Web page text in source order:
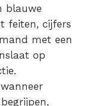
blauwe
feiten, cijfers
met een
op